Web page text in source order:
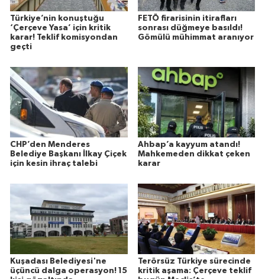
Türkiye’nin konuştuğu
‘Çerçeve Yasa’ için kritik
karar! Teklif komisyondan
geçti
FETÖ firarisinin itirafları
sonrası düğmeye basıldı!
Gömülü mühimmat aranıyor
CHP’den Menderes
Belediye Başkanı İlkay Çiçek
için kesin ihraç talebi
Ahbap’a kayyum atandı!
Mahkemeden dikkat çeken
karar
Kuşadası Belediyesi'ne
üçüncü dalga operasyon! 15
Terörsüz Türkiye sürecinde
kritik aşama: Çerçeve teklif